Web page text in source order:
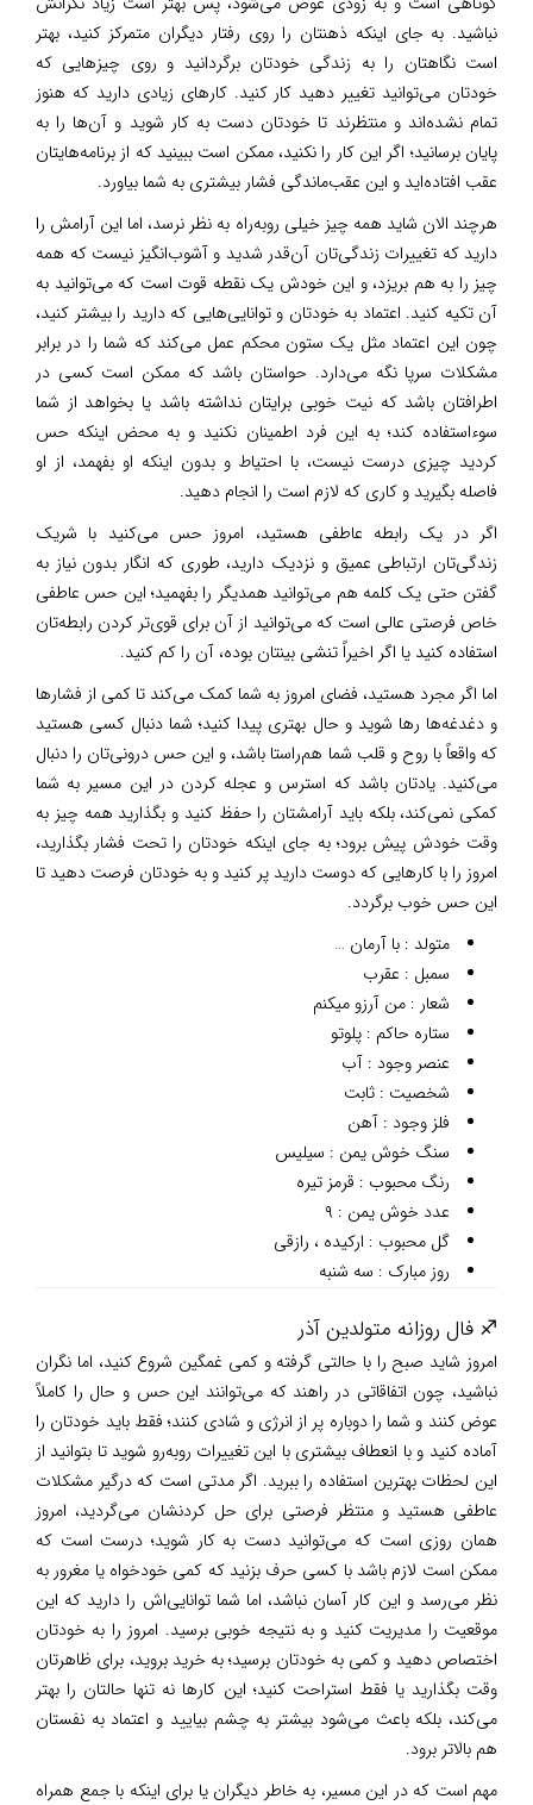
نباشید. به جای اینکه ذهنتان را روی رفتار دیگران متمرکز کنید، بهتر
است نگاهتان را به زندگی خودتان برگردانید و روی چیزهایی که
خودتان می‌توانید تغییر دهید کار کنید. کارهای زیادی دارید که هنوز
تمام نشده‌اند و منتظرند تا خودتان دست به کار شوید و آن‌ها را به
پایان برسانید؛ اگر این کار را نکنید، ممکن است ببینید که از برنامه‌هایتان
عقب افتاده‌اید و این عقب‌ماندگی فشار بیشتری به شما بیاورد.
هرچند الان شاید همه چیز خیلی روبه‌راه به نظر نرسد، اما این آرامش را
دارید که تغییرات زندگی‌تان آن‌قدر شدید و آشوب‌انگیز نیست که همه
چیز را به هم بریزد، و این خودش یک نقطه قوت است که می‌توانید به
آن تکیه کنید. اعتماد به خودتان و توانایی‌هایی که دارید را بیشتر کنید،
چون این اعتماد مثل یک ستون محکم عمل می‌کند که شما را در برابر
مشکلات سرپا نگه می‌دارد. حواستان باشد که ممکن است کسی در
اطرافتان باشد که نیت خوبی برایتان نداشته باشد یا بخواهد از شما
سوءاستفاده کند؛ به این فرد اطمینان نکنید و به محض اینکه حس
کردید چیزی درست نیست، با احتیاط و بدون اینکه او بفهمد، از او
فاصله بگیرید و کاری که لازم است را انجام دهید.
اگر در یک رابطه عاطفی هستید، امروز حس می‌کنید با شریک
زندگی‌تان ارتباطی عمیق و نزدیک دارید، طوری که انگار بدون نیاز به
گفتن حتی یک کلمه هم می‌توانید همدیگر را بفهمید؛ این حس عاطفی
خاص فرصتی عالی است که می‌توانید از آن برای قوی‌تر کردن رابطه‌تان
استفاده کنید یا اگر اخیراً تنشی بینتان بوده، آن را کم کنید.
اما اگر مجرد هستید، فضای امروز به شما کمک می‌کند تا کمی از فشارها
و دغدغه‌ها رها شوید و حال بهتری پیدا کنید؛ شما دنبال کسی هستید
که واقعاً با روح و قلب شما هم‌راستا باشد، و این حس درونی‌تان را دنبال
می‌کنید. یادتان باشد که استرس و عجله کردن در این مسیر به شما
کمکی نمی‌کند، بلکه باید آرامشتان را حفظ کنید و بگذارید همه چیز به
وقت خودش پیش برود؛ به جای اینکه خودتان را تحت فشار بگذارید،
امروز را با کارهایی که دوست دارید پر کنید و به خودتان فرصت دهید تا
این حس خوب برگردد.
متولد : با آرمان …
سمبل : عقرب
شعار : من آرزو میکنم
ستاره حاکم : پلوتو
عنصر وجود : آب
شخصیت : ثابت
فلز وجود : آهن
سنگ خوش یمن : سیلیس
رنگ محبوب : قرمز تیره
عدد خوش یمن : ۹
گل محبوب : ارکیده ، رازقی
روز مبارک : سه شنبه
♐ فال روزانه متولدین آذر
امروز شاید صبح را با حالتی گرفته و کمی غمگین شروع کنید، اما نگران
نباشید، چون اتفاقاتی در راهند که می‌توانند این حس و حال را کاملاً
عوض کنند و شما را دوباره پر از انرژی و شادی کنند؛ فقط باید خودتان را
آماده کنید و با انعطاف بیشتری با این تغییرات روبه‌رو شوید تا بتوانید از
این لحظات بهترین استفاده را ببرید. اگر مدتی است که درگیر مشکلات
عاطفی هستید و منتظر فرصتی برای حل کردنشان می‌گردید، امروز
همان روزی است که می‌توانید دست به کار شوید؛ درست است که
ممکن است لازم باشد با کسی حرف بزنید که کمی خودخواه یا مغرور به
نظر می‌رسد و این کار آسان نباشد، اما شما توانایی‌اش را دارید که این
موقعیت را مدیریت کنید و به نتیجه خوبی برسید. امروز را به خودتان
اختصاص دهید و کمی به خودتان برسید؛ به خرید بروید، برای ظاهرتان
وقت بگذارید یا فقط استراحت کنید؛ این کارها نه تنها حالتان را بهتر
می‌کند، بلکه باعث می‌شود بیشتر به چشم بیایید و اعتماد به نفستان
هم بالاتر برود.
مهم است که در این مسیر، به خاطر دیگران یا برای اینکه با جمع همراه